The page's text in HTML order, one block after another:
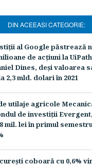
DIN ACEEASI CATEGORIE:
al Google păstrează
de acţiuni la
Dines, deşi valoarea
2,3 mld. dolari în 2021
utilaje agricole
de investiţii
mil. lei în primul
coboară cu 0,6%